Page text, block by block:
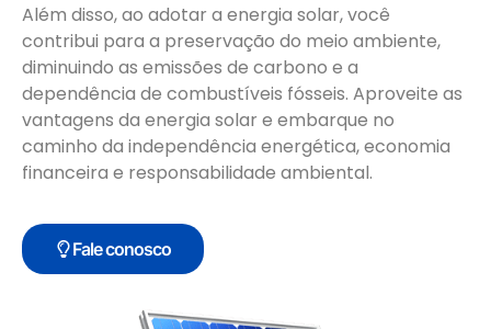
Além disso, ao adotar a energia solar, você
contribui para a preservação do meio ambiente,
diminuindo as emissões de carbono e a
dependência de combustíveis fósseis. Aproveite as
vantagens da energia solar e embarque no
caminho da independência energética, economia
financeira e responsabilidade ambiental.
Fale conosco